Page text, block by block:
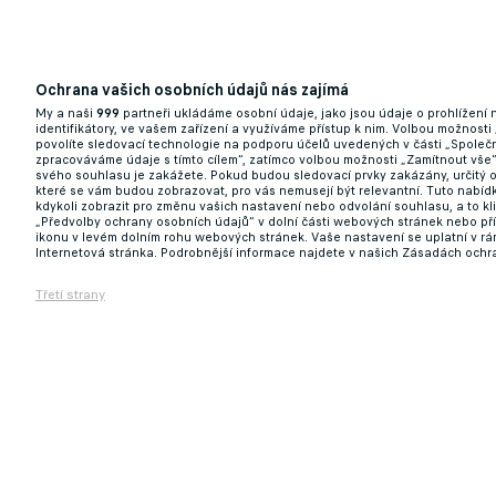
26.01.2025 18:01
Ochrana vašich osobních údajů nás zajímá
My a naši 999 partneři ukládáme osobní údaje, jako jsou údaje o prohlížení
identifikátory, ve vašem zařízení a využíváme přístup k nim. Volbou možnosti
povolíte sledovací technologie na podporu účelů uvedených v části
zpracováváme údaje s tímto cílem“, zatímco volbou možnosti „Zamítnout
svého souhlasu je zakážete. Pokud budou sledovací prvky zakázány, určitý
které se vám budou zobrazovat, pro vás nemusejí být relevantní. Tuto
kdykoli zobrazit pro změnu vašich nastavení nebo odvolání souhlasu, a to
„Předvolby ochrany osobních údajů“ v dolní části webových stránek nebo
ikonu v levém dolním rohu webových stránek. Vaše nastavení se uplatní v
Internetová stránka. Podrobnější informace najdete v našich Zásadách
Třetí strany